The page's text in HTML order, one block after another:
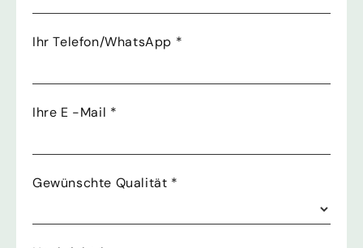
Ihr Telefon/WhatsApp *
Ihre E -Mail *
Gewünschte Qualität *